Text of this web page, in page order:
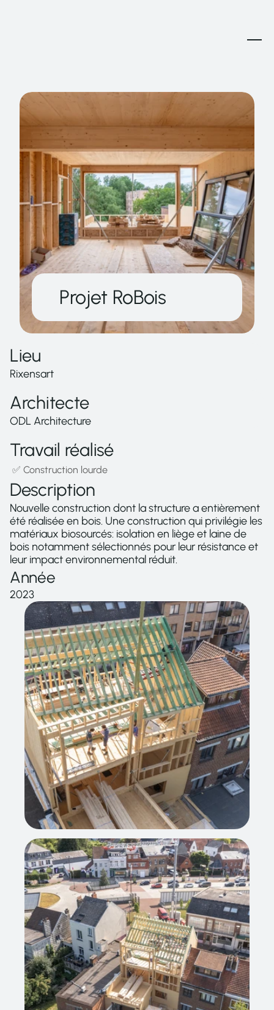
L'entreprise
Réalisations
3891 Ranchview Dr. Richardson, California 62639
000-000-0012
north@architecture.com
Lieu
Rixensart
Architecte
ODL Architecture
Travail réalisé
✅ Construction lourde
Description
Nouvelle construction dont la structure a entièrement
été réalisée en bois. Une construction qui privilégie les
matériaux biosourcés: isolation en liège et laine de
bois notamment sélectionnés pour leur résistance et
leur impact environnemental réduit.
Année
2023
Projet RoBois